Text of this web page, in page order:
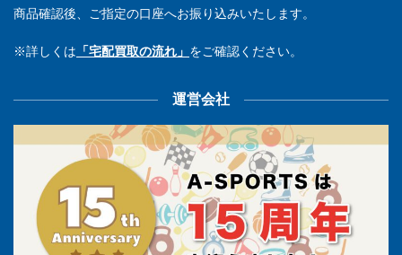
商品確認後、ご指定の口座へお振り込みいたします。
※詳しくは 「宅配買取の流れ」 をご確認ください。
運営会社